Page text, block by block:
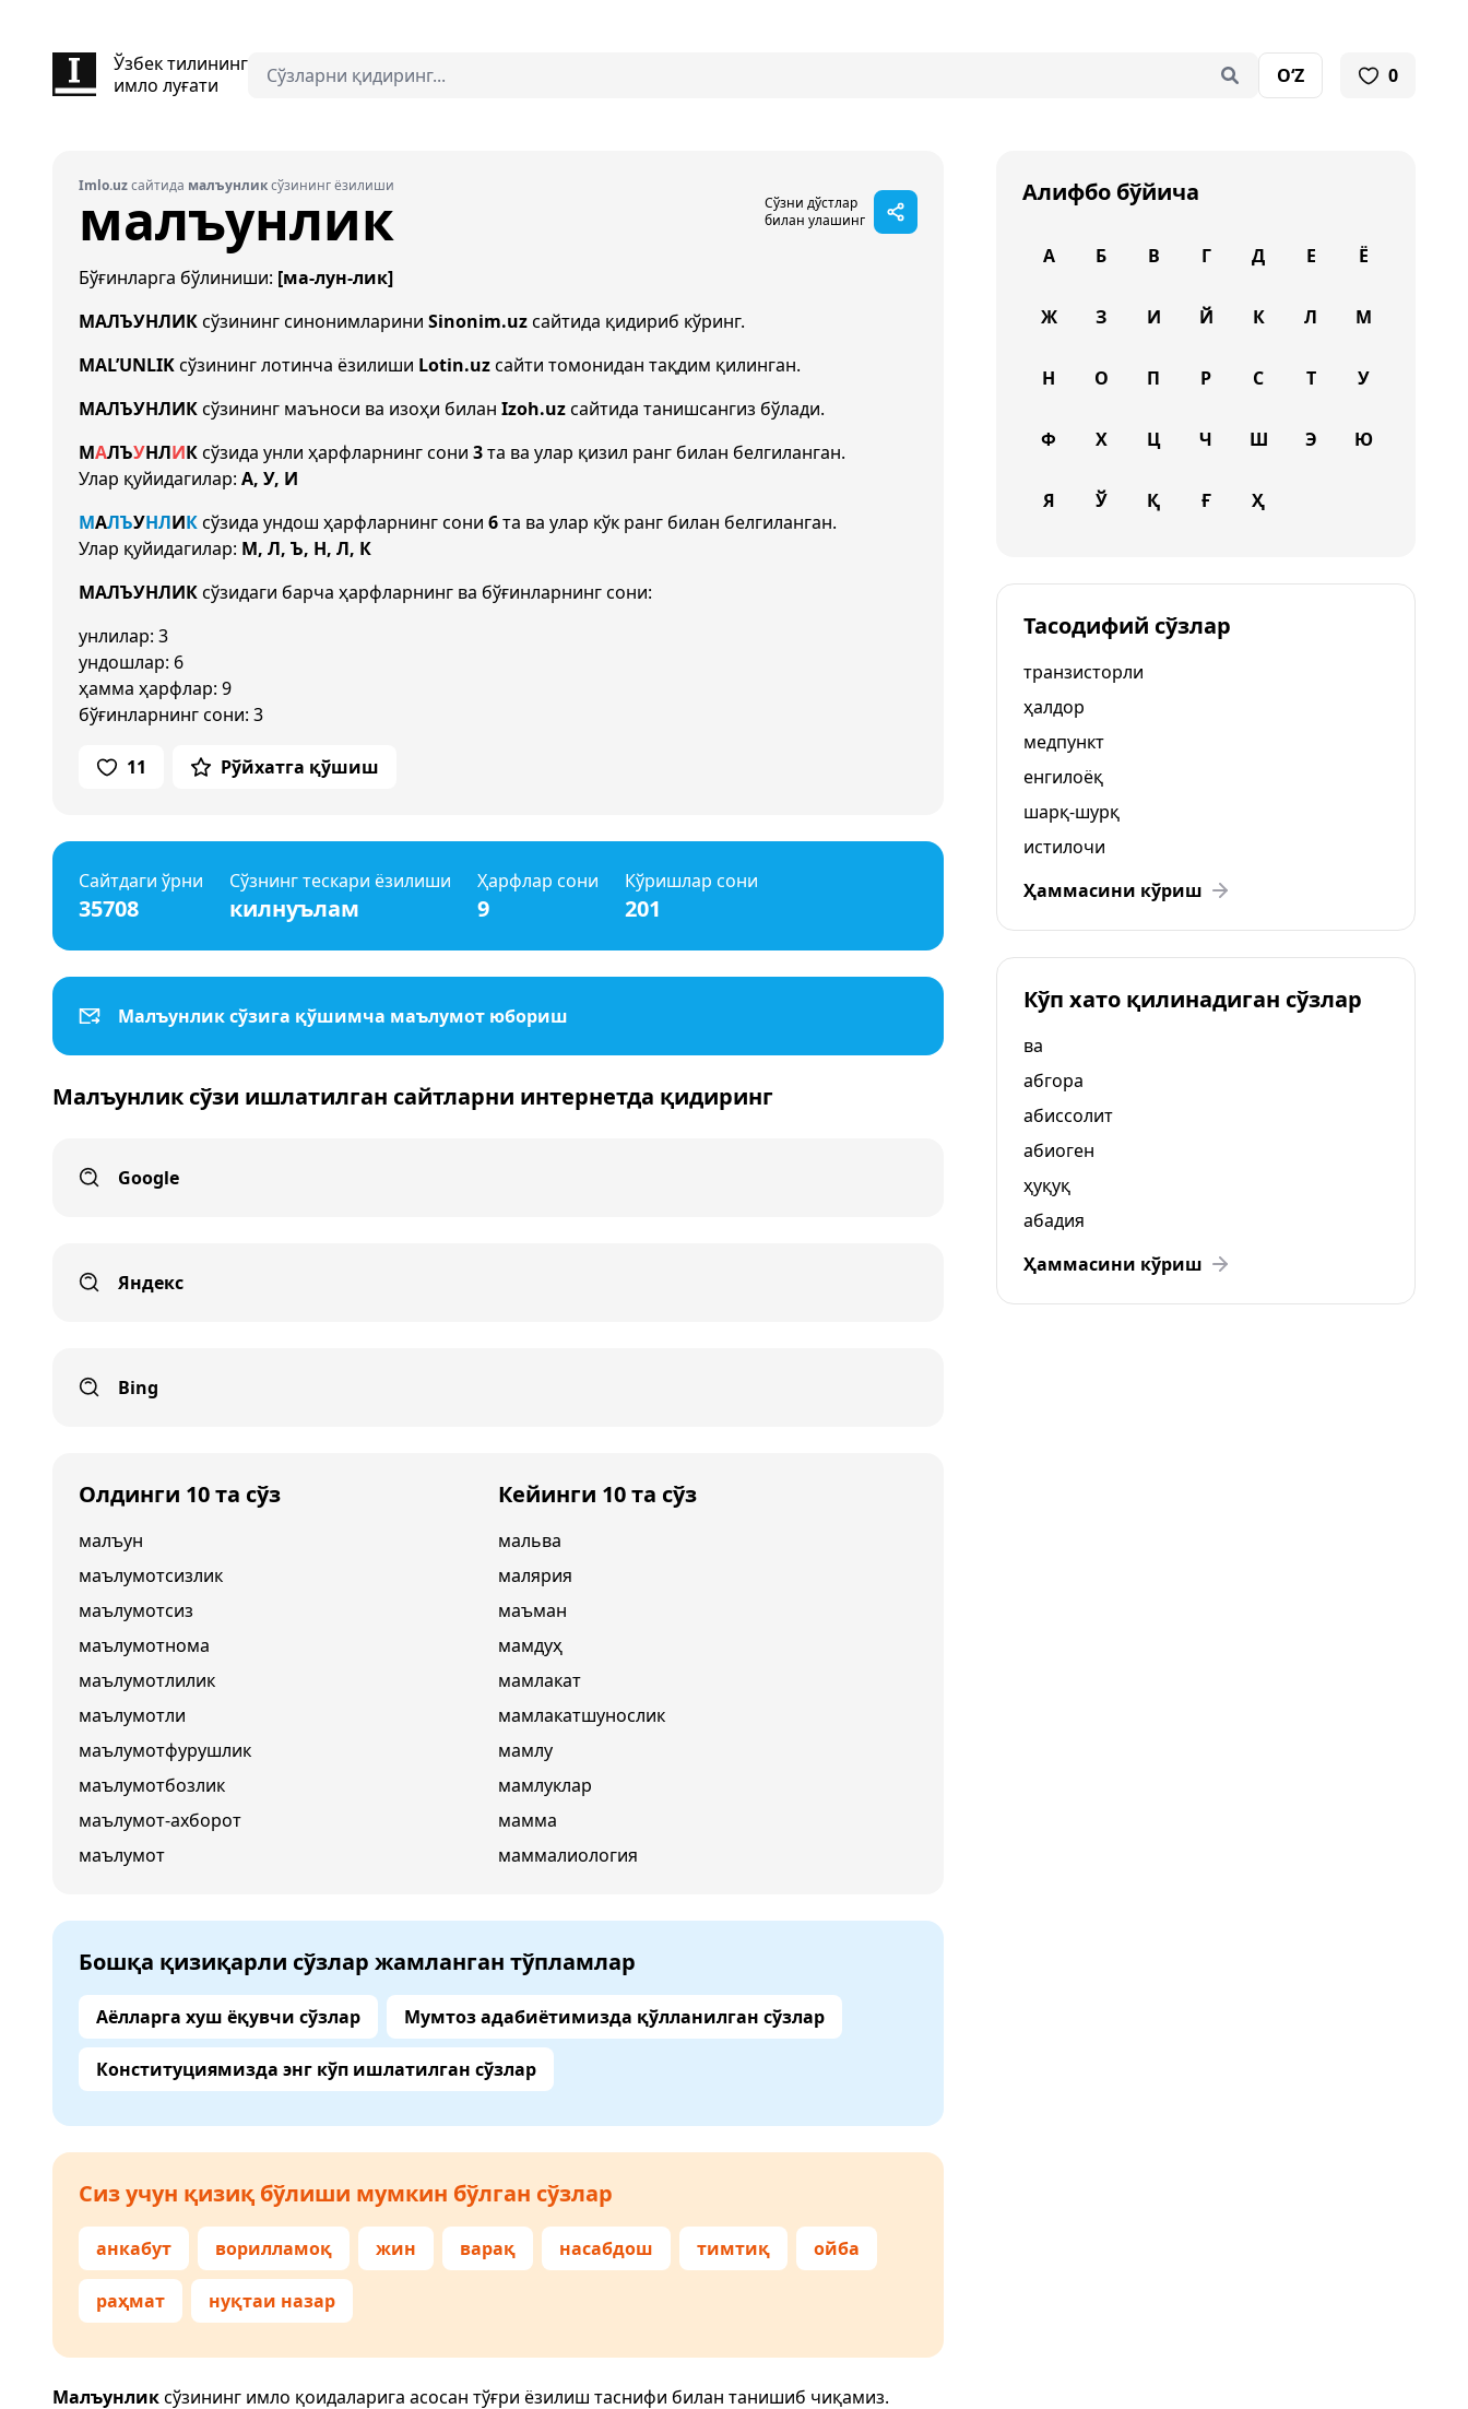
Ўзбек тилининг
имло луғати
O‘Z 0
Imlo.uzсайтида малъунликсўзининг ёзилиши
малъунлик
Сўзни дўстлар
билан улашинг
Бўғинларга бўлиниши: [ма-лун-лик]
МАЛЪУНЛИКсўзининг синонимларини Sinonim.uzсайтида қидириб кўринг.
MAL’UNLIKсўзининг лотинча ёзилиши Lotin.uzсайти томонидан тақдим қилинган.
МАЛЪУНЛИКсўзининг маъноси ва изоҳи билан Izoh.uzсайтида танишсангиз бўлади.
МАЛЪУНЛИКсўзида унли ҳарфларнинг сони 3та ва улар қизил ранг билан белгиланган.
Улар қуйидагилар: А, У, И
МАЛЪУНЛИКсўзида ундош ҳарфларнинг сони 6та ва улар кўк ранг билан белгиланган.
Улар қуйидагилар: М, Л, Ъ, Н, Л, К
МАЛЪУНЛИКсўзидаги барча ҳарфларнинг ва бўғинларнинг сони:
унлилар: 3
ундошлар: 6
ҳамма ҳарфлар: 9
бўғинларнинг сони: 3
11 Рўйхатга қўшиш
Сайтдаги ўрни
35708
Сўзнинг тескари ёзилиши
килнуълам
Ҳарфлар сони
9
Кўришлар сони
201
Малъунлик сўзига қўшимча маълумот юбориш
Малъунлик сўзи ишлатилган сайтларни интернетда қидиринг
Google
Яндекс
Bing
Олдинги 10 та сўз
малъун
маълумотсизлик
маълумотсиз
маълумотнома
маълумотлилик
маълумотли
маълумотфурушлик
маълумотбозлик
маълумот-ахборот
маълумот
Кейинги 10 та сўз
мальва
малярия
маъман
мамдуҳ
мамлакат
мамлакатшунослик
мамлу
мамлуклар
мамма
маммалиология
Бошқа қизиқарли сўзлар жамланган тўпламлар
Аёлларга хуш ёқувчи сўзлар Мумтоз адабиётимизда қўлланилган сўзлар
Конституциямизда энг кўп ишлатилган сўзлар
Сиз учун қизиқ бўлиши мумкин бўлган сўзлар
анкабут ворилламоқ жин варақ насабдош тимтиқ ойба
раҳмат нуқтаи назар
Малъунликсўзининг имло қоидаларига асосан тўғри ёзилиш таснифи билан танишиб чиқамиз.
Алифбо бўйича
А Б В Г Д Е Ё
Ж З И Й К Л М
Н О П Р С Т У
Ф Х Ц Ч Ш Э Ю
Я Ў Қ Ғ Ҳ
Тасодифий сўзлар
транзисторли
ҳалдор
медпункт
енгилоёқ
шарқ-шурқ
истилочи
Ҳаммасини кўриш
Кўп хато қилинадиган сўзлар
ва
абгора
абиссолит
абиоген
ҳуқуқ
абадия
Ҳаммасини кўриш